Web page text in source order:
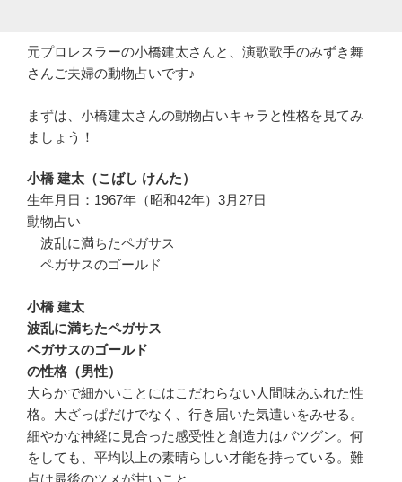
元プロレスラーの小橋建太さんと、演歌歌手のみずき舞
さんご夫婦の動物占いです♪
まずは、小橋建太さんの動物占いキャラと性格を見てみ
ましょう！
小橋 建太（こばし けんた）
生年月日：1967年（昭和42年）3月27日
動物占い
波乱に満ちたペガサス
ペガサスのゴールド
小橋 建太
波乱に満ちたペガサス
ペガサスのゴールド
の性格（男性）
大らかで細かいことにはこだわらない人間味あふれた性
格。大ざっぱだけでなく、行き届いた気遣いをみせる。
細やかな神経に見合った感受性と創造力はバツグン。何
をしても、平均以上の素晴らしい才能を持っている。難
点は最後のツメが甘いこと。